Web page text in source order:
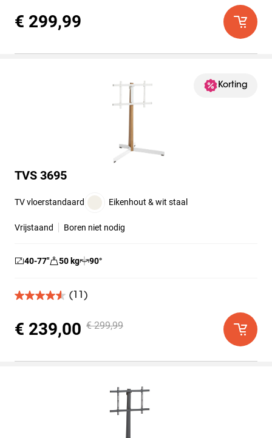
de
5
11
€ 299,99
Korting
TVS 3695
TV vloerstandaard Eikenhout & wit staal
Vrijstaand Boren niet nodig
40-77″ 50 kg 90°
(11)
4.5
de
5
11
€ 239,00 € 299,99